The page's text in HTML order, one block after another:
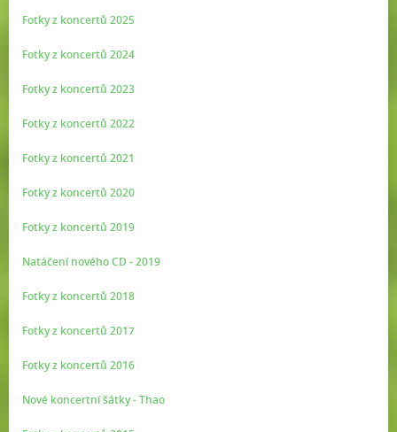
Fotky z koncertů 2025
Fotky z koncertů 2024
Fotky z koncertů 2023
Fotky z koncertů 2022
Fotky z koncertů 2021
Fotky z koncertů 2020
Fotky z koncertů 2019
Natáčení nového CD - 2019
Fotky z koncertů 2018
Fotky z koncertů 2017
Fotky z koncertů 2016
Nové koncertní šátky - Thao